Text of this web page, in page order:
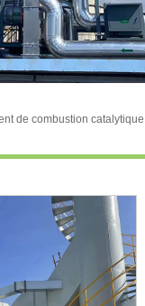
de combustion catalytique